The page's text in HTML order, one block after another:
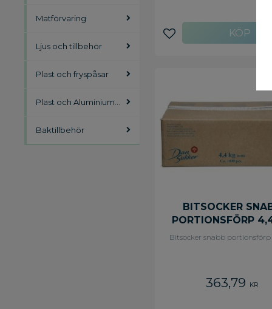
Lägg till i favoriter
BITSOCKER
PORTIONSFÖRP
Bitsocker snabb portionsförp
363,79 KR
Matförvaring
Ljus och tillbehör
Plast och fryspåsar
Plast och Aluminiumfolie
Baktillbehör